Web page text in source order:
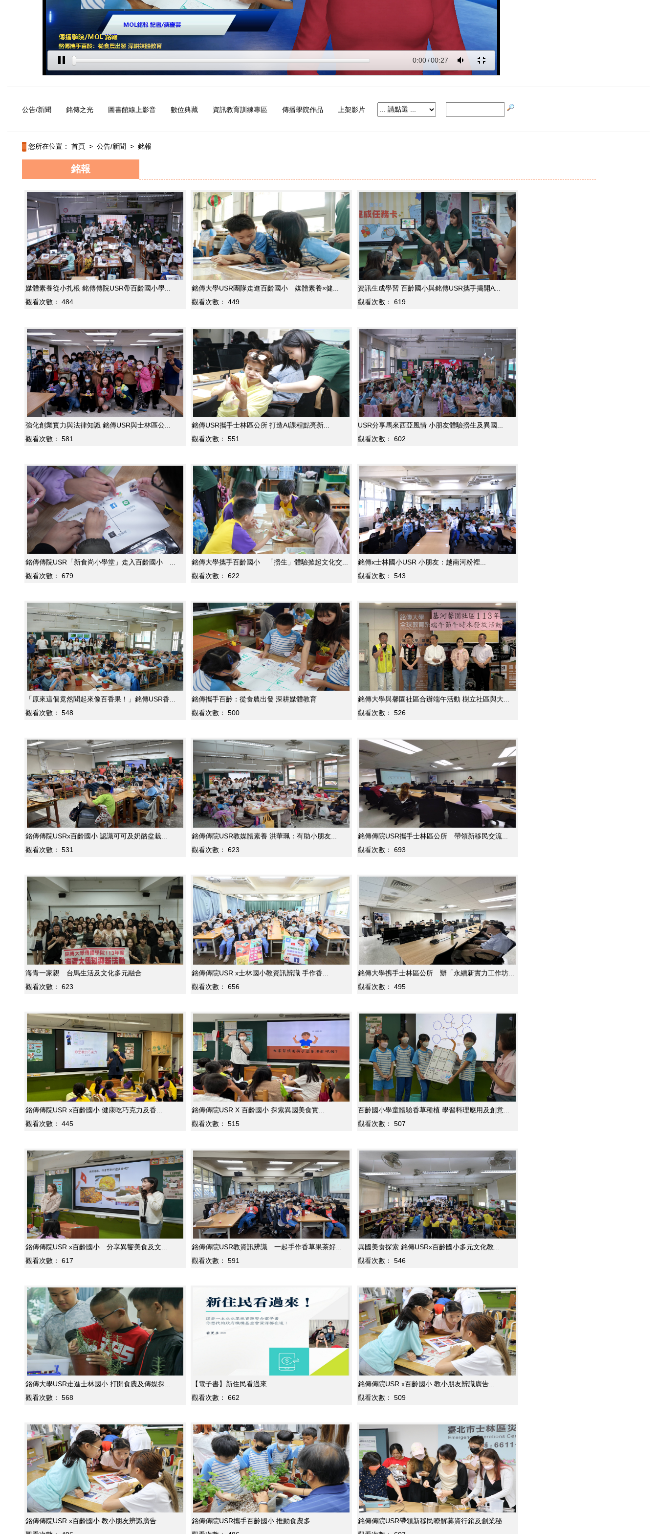
公告/新聞 銘傳之光 圖書館線上影音 數位典藏 資訊教育訓練專區 傳播學院作品 上架影片
您所在位置： 首頁 > 公告/新聞 > 銘報
銘報
媒體素養從小扎根 銘傳傳院USR帶百齡國小學...
觀看次數：
484
銘傳大學USR團隊走進百齡國小 媒體素養×健...
觀看次數：
449
資訊生成學習 百齡國小與銘傳USR攜手揭開A...
觀看次數：
619
強化創業實力與法律知識 銘傳USR與士林區公...
觀看次數：
581
銘傳USR攜手士林區公所 打造AI課程點亮新...
觀看次數：
551
USR分享馬來西亞風情 小朋友體驗撈生及異國...
觀看次數：
602
銘傳傳院USR「新食尚小學堂」走入百齡國小 ...
觀看次數：
679
銘傳大學攜手百齡國小 「撈生」體驗掀起文化交...
觀看次數：
622
銘傳x士林國小USR 小朋友：越南河粉裡...
觀看次數：
543
「原來這個竟然聞起來像百香果！」銘傳USR香...
觀看次數：
548
銘傳攜手百齡：從食農出發 深耕媒體教育
觀看次數：
500
銘傳大學與馨園社區合辦端午活動 樹立社區與大...
觀看次數：
526
銘傳傳院USRx百齡國小 認識可可及奶酪盆栽...
觀看次數：
531
銘傳傳院USR教媒體素養 洪華珮：有助小朋友...
觀看次數：
623
銘傳傳院USR攜手士林區公所 帶領新移民交流...
觀看次數：
693
海青一家親 台馬生活及文化多元融合
觀看次數：
623
銘傳傳院USR x士林國小教資訊辨識 手作香...
觀看次數：
656
銘傳大學携手士林區公所 辦「永續新實力工作坊...
觀看次數：
495
銘傳傳院USR x百齡國小 健康吃巧克力及香...
觀看次數：
445
銘傳傳院USR X 百齡國小 探索異國美食實...
觀看次數：
515
百齡國小學童體驗香草種植 學習料理應用及創意...
觀看次數：
507
銘傳傳院USR x百齡國小 分享異饗美食及文...
觀看次數：
617
銘傳傳院USR教資訊辨識 一起手作香草果茶好...
觀看次數：
591
異國美食探索 銘傳USRx百齡國小多元文化教...
觀看次數：
546
銘傳大學USR走進士林國小 打開食農及傳媒探...
觀看次數：
568
【電子書】新住民看過來
觀看次數：
662
銘傳傳院USR x百齡國小 教小朋友辨識廣告...
觀看次數：
509
銘傳傳院USR x百齡國小 教小朋友辨識廣告...
銘傳傳院USR攜手百齡國小 推動食農多...
銘傳傳院USR帶領新移民瞭解募資行銷及創業秘...